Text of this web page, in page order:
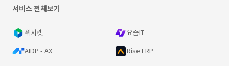
서비스 전체보기
위시켓 요즘IT
AIDP - AX Rise ERP